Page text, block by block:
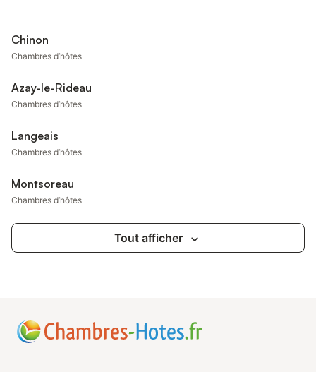
Chinon
Chambres d’hôtes
Azay-le-Rideau
Chambres d’hôtes
Langeais
Chambres d’hôtes
Montsoreau
Chambres d’hôtes
Tout afficher